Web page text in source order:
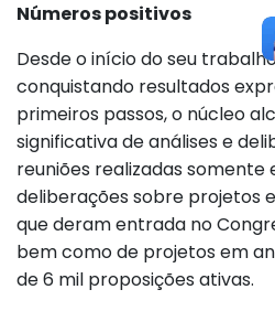
Números positivos
Desde o início do seu
conquistando resultados
primeiros passos, o núcleo
significativa de análises e
reuniões realizadas somente
deliberações sobre projetos
que deram entrada no
bem como de projetos em
de 6 mil proposições ativas.